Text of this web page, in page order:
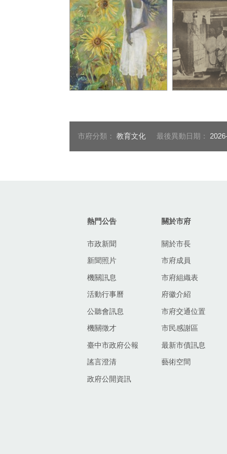
中市立美術館藏-圖片來源-
臺中市立美術館
概況-圖版-
輸出-
市府分類： 教育文化 最後異動日期：
熱門公告
市政新聞
新聞照片
機關訊息
活動行事曆
公聽會訊息
機關徵才
臺中市政府公報
謠言澄清
政府公開資訊
關於市府
關於市長
市府成員
市府組織表
府徽介紹
市府交通位置
市民感謝區
最新市債訊息
藝術空間